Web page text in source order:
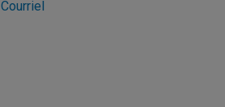
Courriel